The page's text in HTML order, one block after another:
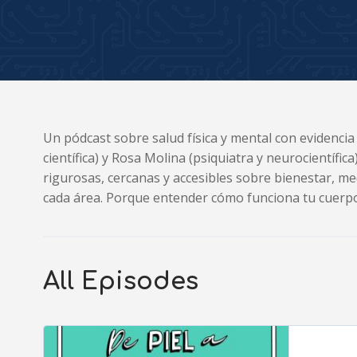
Un pódcast sobre salud física y mental con
científica) y Rosa Molina (psiquiatra y
rigurosas, cercanas y accesibles sobre bienestar,
cada área. Porque entender cómo funciona tu
All Episodes